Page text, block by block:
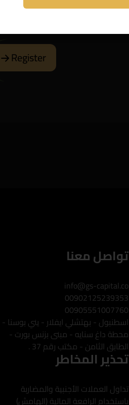
Register
تواصل معنا
info@gs-capital.co
00902125239353
00905551007760
اسطنبول - بهتشلي ايفلار - يني بوسنا -
محطة داغ سنايه - مبنى بزنس بورت -
الطابق الثامن - مكتب رقم 37 .
تحذير المخاطر
تداول العملات الأجنبية والمضاربة
باستخدام الرافعة المالية (الهامش)